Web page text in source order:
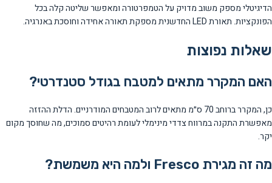
הדיגיטלי מספק משוב מדויק על הטמפרטורה ומאפשר שליטה קלה בכל
הפונקציות. תאורת LED החדשנית מספקת תאורה אחידה וחוסכת באנרגיה.
שאלות נפוצות
האם המקרר מתאים למטבח בגודל סטנדרטי?
כן, המקרר ברוחב 70 ס״מ מתאים לרוב המטבחים המודרניים. הדלת ההזזה
מאפשרת התקנה במרווח צדדי מינימלי לעומת רהיטים סמוכים, מה שחוסך מקום
יקר.
מה זה מגירת Fresco ולמה היא משמשת?